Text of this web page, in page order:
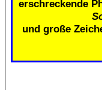
erschreckende
und große